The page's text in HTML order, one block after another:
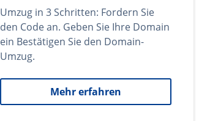
Umzug in 3 Schritten: Fordern Sie
den Code an. Geben Sie Ihre Domain
ein Bestätigen Sie den Domain-
Umzug.
Mehr erfahren